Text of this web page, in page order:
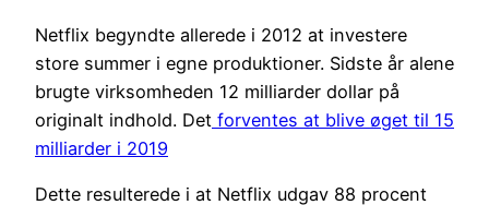
Netflix begyndte allerede i 2012 at investere
store summer i egne produktioner. Sidste år alene
brugte virksomheden 12 milliarder dollar på
originalt indhold. Det forventes at blive øget til 15
milliarder i 2019
Dette resulterede i at Netflix udgav 88 procent